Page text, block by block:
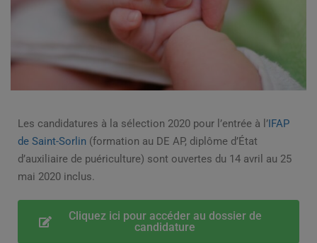
Les candidatures à la sélection 2020 pour l’entrée à l’IFAP
de Saint-Sorlin (formation au DE AP, diplôme d’État
d’auxiliaire de puériculture) sont ouvertes du 14 avril au 25
mai 2020 inclus.
Cliquez ici pour accéder au dossier de
candidature